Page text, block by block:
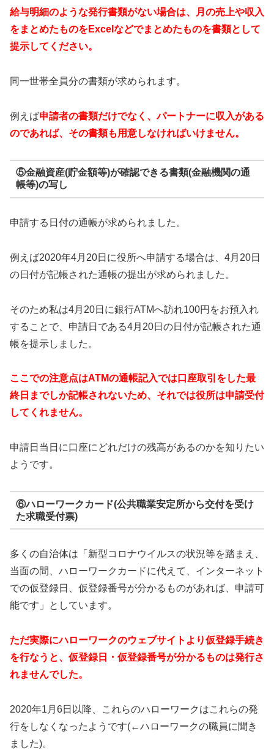
給与明細のような発行書類がない場合は、月の売上や収入
をまとめたものをExcelなどでまとめたものを書類として
提示してください。
同一世帯全員分の書類が求められます。
例えば申請者の書類だけでなく、パートナーに収入がある
のであれば、その書類も用意しなければいけません。
⑤金融資産(貯金額等)が確認できる書類(金融機関の通
帳等)の写し
申請する日付の通帳が求められました。
例えば2020年4月20日に役所へ申請する場合は、4月20日
の日付が記帳された通帳の提出が求められました。
そのため私は4月20日に銀行ATMへ訪れ100円をお預入れ
することで、申請日である4月20日の日付が記帳された通
帳を提示しました。
ここでの注意点はATMの通帳記入では口座取引をした最
終日までしか記帳されないため、それでは役所は申請受付
してくれません。
申請日当日に口座にどれだけの残高があるのかを知りたい
ようです。
⑥ハローワークカード(公共職業安定所から交付を受け
た求職受付票)
多くの自治体は「新型コロナウイルスの状況等を踏まえ、
当面の間、ハローワークカードに代えて、インターネット
での仮登録日、仮登録番号が分かるものがあれば、申請可
能です」としています。
ただ実際にハローワークのウェブサイトより仮登録手続き
を行なうと、仮登録日・仮登録番号が分かるものは発行さ
れませんでした。
2020年1月6日以降、これらのハローワークはこれらの発
行をしなくなったようです(←ハローワークの職員に聞き
ました)。